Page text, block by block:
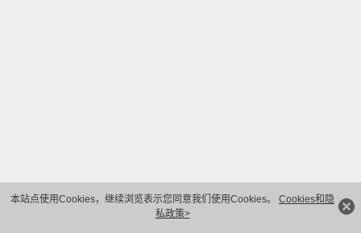
本站点使用Cookies，继续浏览表示您同意我们使用Cookies。 Cookies和隐
私政策>